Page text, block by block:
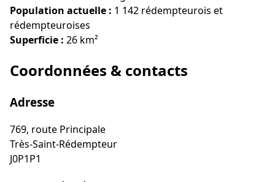
Population actuelle : 1 142 rédempteurois et
rédempteuroises
Superficie : 26 km²
Coordonnées & contacts
Adresse
769, route Principale
Très-Saint-Rédempteur
J0P1P1